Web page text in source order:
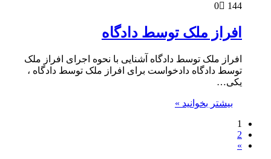
0
144
افراز ملک توسط دادگاه
افراز ملک توسط دادگاه آشنایی با نحوه اجرای افراز ملک
توسط دادگاه دادخواست برای افراز ملک توسط دادگاه ،
یکی…
بیشتر بخوانید »
1
2
»